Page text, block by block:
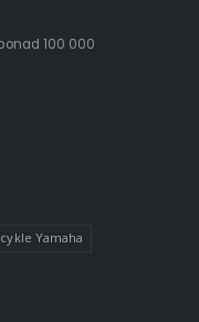
100 000
Yamaha